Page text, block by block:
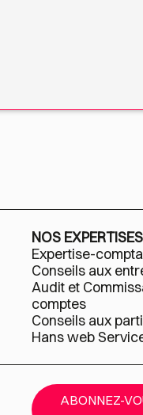
NOS EXPERTISES
Expertise-
Conseils aux
Audit et
comptes
Conseils aux
Hans web
ABONNEZ-